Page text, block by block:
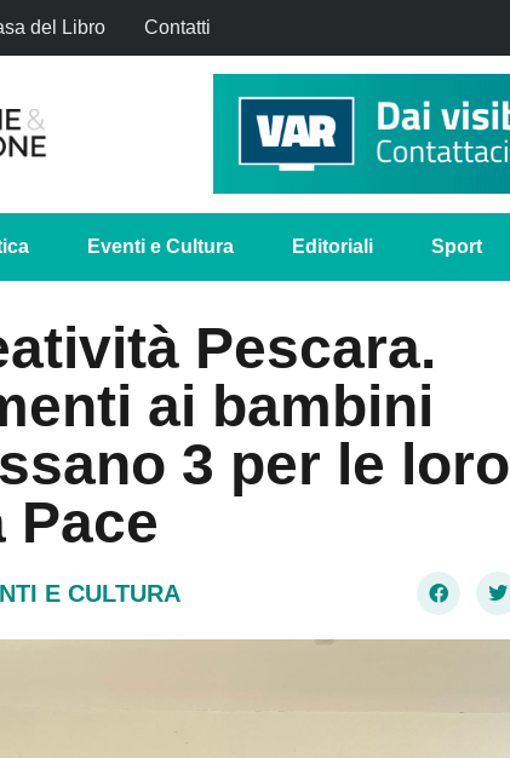
del Libro Contatti
Eventi e Cultura Editoriali Sport
Pescara.
ai bambini
3 per le loro
Pace
E CULTURA